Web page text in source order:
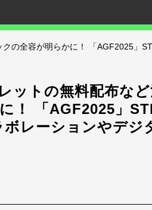
の全容が明らかに！ 「AGF2025」
ットの無料配布な
！ 「AGF2025」
レーションやデジ